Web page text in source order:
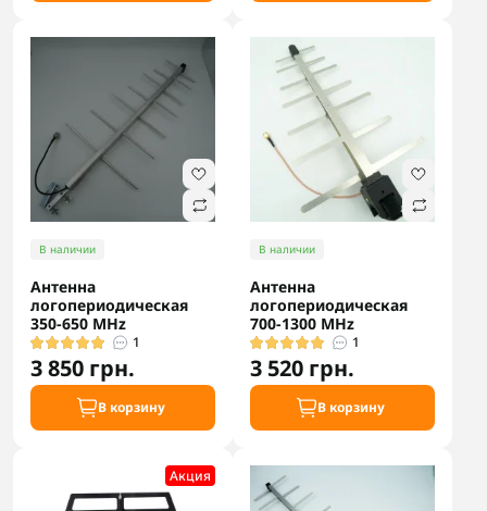
В наличии
Антенна
логопериодическая
350-650 MHz
1
3 850 грн.
В корзину
В наличии
Антенна
логопериодическая
700-1300 MHz
1
3 520 грн.
В корзину
Акция